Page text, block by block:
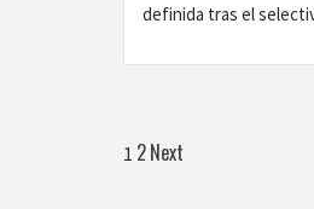
definida tras el
Paginación
1 2Next